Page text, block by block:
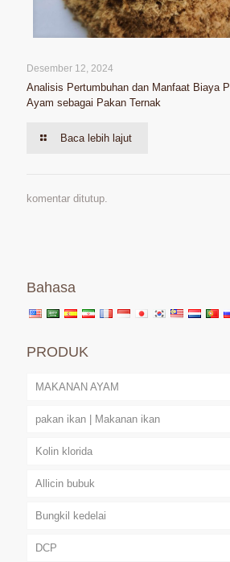
Desember 12, 2024
Analisis Pertumbuhan dan Manfaat Biaya
Ayam sebagai Pakan Ternak
Baca lebih lajut
komentar ditutup.
Bahasa
PRODUK
MAKANAN AYAM
pakan ikan | Makanan ikan
Kolin klorida
Allicin bubuk
Bungkil kedelai
DCP